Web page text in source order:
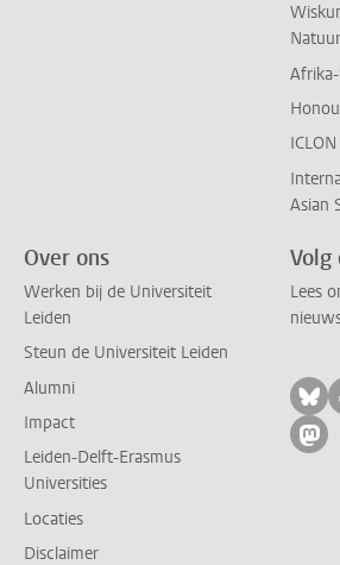
ICLON
Asian
Over ons
Werken bij de Universiteit
Leiden
Steun de Universiteit Leiden
Alumni
Impact
Leiden-Delft-Erasmus
Universities
Locaties
Disclaimer
Volg
Lees